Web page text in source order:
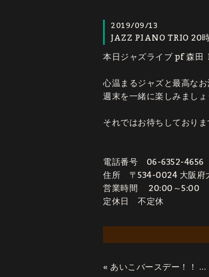
2019/09/13
JAZZ PIANO TRIO 20
本日ジャズライブ pf 森田
心温まるジャズと最高な
週末を一緒に楽しみましょ
それではお待ちしておりま
電話番号 06-6352-4656
住所 〒534-0024 大阪府
営業時間 20:00～5:00
定休日 不定休
«
あいこバースデー！！ ：記 ヨシ